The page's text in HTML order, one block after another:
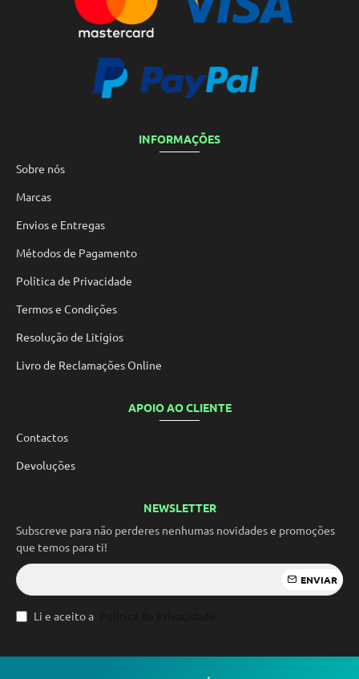
INFORMAÇÕES
Sobre nós
Marcas
Envios e Entregas
Métodos de Pagamento
Política de Privacidade
Termos e Condições
Resolução de Litígios
Livro de Reclamações Online
APOIO AO CLIENTE
Contactos
Devoluções
NEWSLETTER
Subscreve para não perderes nenhumas novidades e promoções
que temos para ti!
ENVIAR
Li e aceito a